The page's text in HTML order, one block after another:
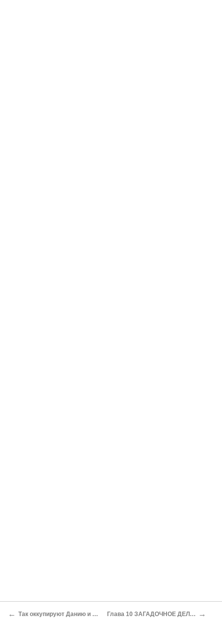
← Так оккупируют Данию и Норвегию Глава 10 ЗАГАДОЧНОЕ ДЕЛО ГЕССА →